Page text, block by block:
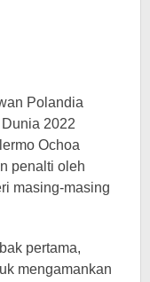
Polandia
2022
Ochoa
penalti oleh
masing-masing
pertama,
mengamankan